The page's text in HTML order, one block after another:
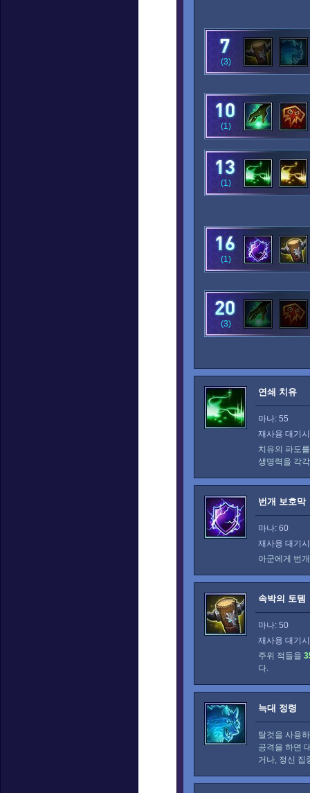
(3)
(1)
(1)
(1)
(3)
연쇄 치유
마나: 55
재사용 대기
치유의 파도
생명력을 각
번개 보호막
마나: 60
재사용 대기
아군에게 번
속박의 토템
마나: 50
재사용 대기
주위 적들을
다.
늑대 정령
탈것을 사용
공격을 하면
거나, 정신 집